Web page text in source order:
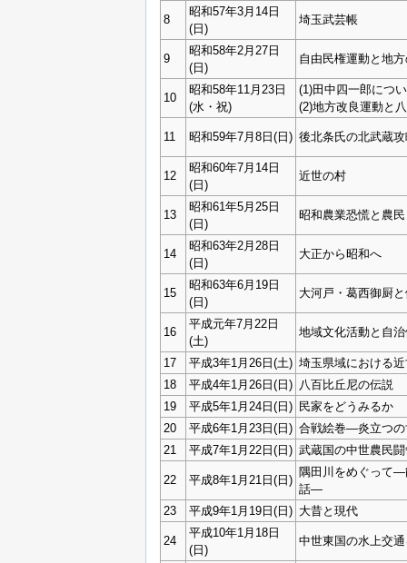
8
昭和57年3月14日
(日)
埼玉武芸帳
9
昭和58年2月27日
(日)
自由民権運動と地
10
昭和58年11月23日
(水・祝)
(1)田中四一郎につ
(2)地方改良運動と
11 昭和59年7月8日(日) 後北条氏の北武蔵
12
昭和60年7月14日
(日)
近世の村
13
昭和61年5月25日
(日)
昭和農業恐慌と農民
14
昭和63年2月28日
(日)
大正から昭和へ
15
昭和63年6月19日
(日)
大河戸・葛西御厨
16
平成元年7月22日
(土)
地域文化活動と自
17 平成3年1月26日(土) 埼玉県域における
18
平成4年1月26日(日)
八百比丘尼の伝説
19
平成5年1月24日(日) 民家をどうみるか
20
平成6年1月23日(日) 合戦絵巻―炎立つ
21
平成7年1月22日(日) 武蔵国の中世農民闘
22 平成8年1月21日(日)
隅田川をめぐって―
話―
23
平成9年1月19日(日) 大昔と現代
24
平成10年1月18日
(日)
中世東国の水上交